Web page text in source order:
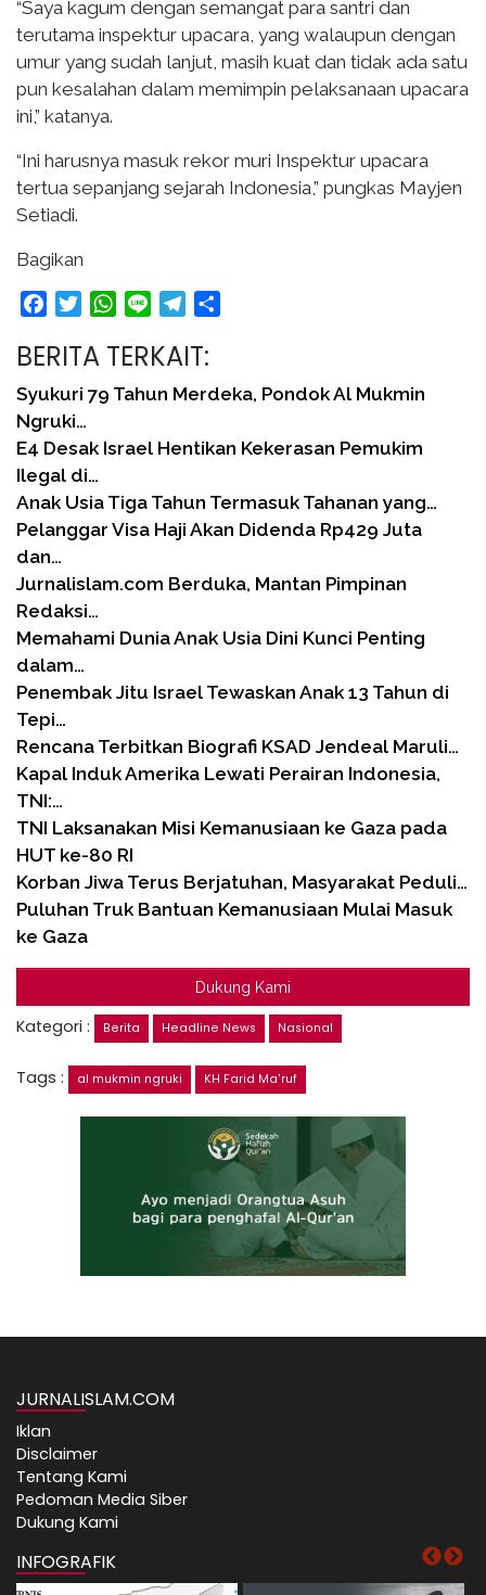
“Saya kagum dengan semangat para santri dan
terutama inspektur upacara, yang walaupun dengan
umur yang sudah lanjut, masih kuat dan tidak ada satu
pun kesalahan dalam memimpin pelaksanaan upacara
ini,” katanya.
“Ini harusnya masuk rekor muri Inspektur upacara
tertua sepanjang sejarah Indonesia,” pungkas Mayjen
Setiadi.
Bagikan
FacebookTwitterWhatsApp
Line Telegram
BERITA TERKAIT:
Syukuri 79 Tahun Merdeka, Pondok Al Mukmin
Ngruki…
E4 Desak Israel Hentikan Kekerasan Pemukim
Ilegal di…
Anak Usia Tiga Tahun Termasuk Tahanan yang…
Pelanggar Visa Haji Akan Didenda Rp429 Juta
dan…
Jurnalislam.com Berduka, Mantan Pimpinan
Redaksi…
Memahami Dunia Anak Usia Dini Kunci Penting
dalam…
Penembak Jitu Israel Tewaskan Anak 13 Tahun di
Tepi…
Rencana Terbitkan Biografi KSAD Jendeal Maruli…
Kapal Induk Amerika Lewati Perairan Indonesia,
TNI:…
TNI Laksanakan Misi Kemanusiaan ke Gaza pada
HUT ke-80 RI
Korban Jiwa Terus Berjatuhan, Masyarakat Peduli…
Puluhan Truk Bantuan Kemanusiaan Mulai Masuk
ke Gaza
Dukung Kami
Kategori : Berita Headline News Nasional
Tags : al mukmin ngruki KH Farid Ma'ruf
JURNALISLAM.COM
Iklan
Disclaimer
Tentang Kami
Pedoman Media Siber
Dukung Kami
INFOGRAFIK